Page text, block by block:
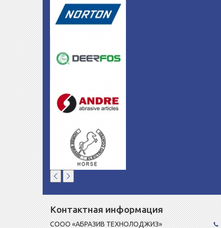
Контактная информация
СООО «АБРАЗИВ ТЕХНОЛОДЖИЗ»